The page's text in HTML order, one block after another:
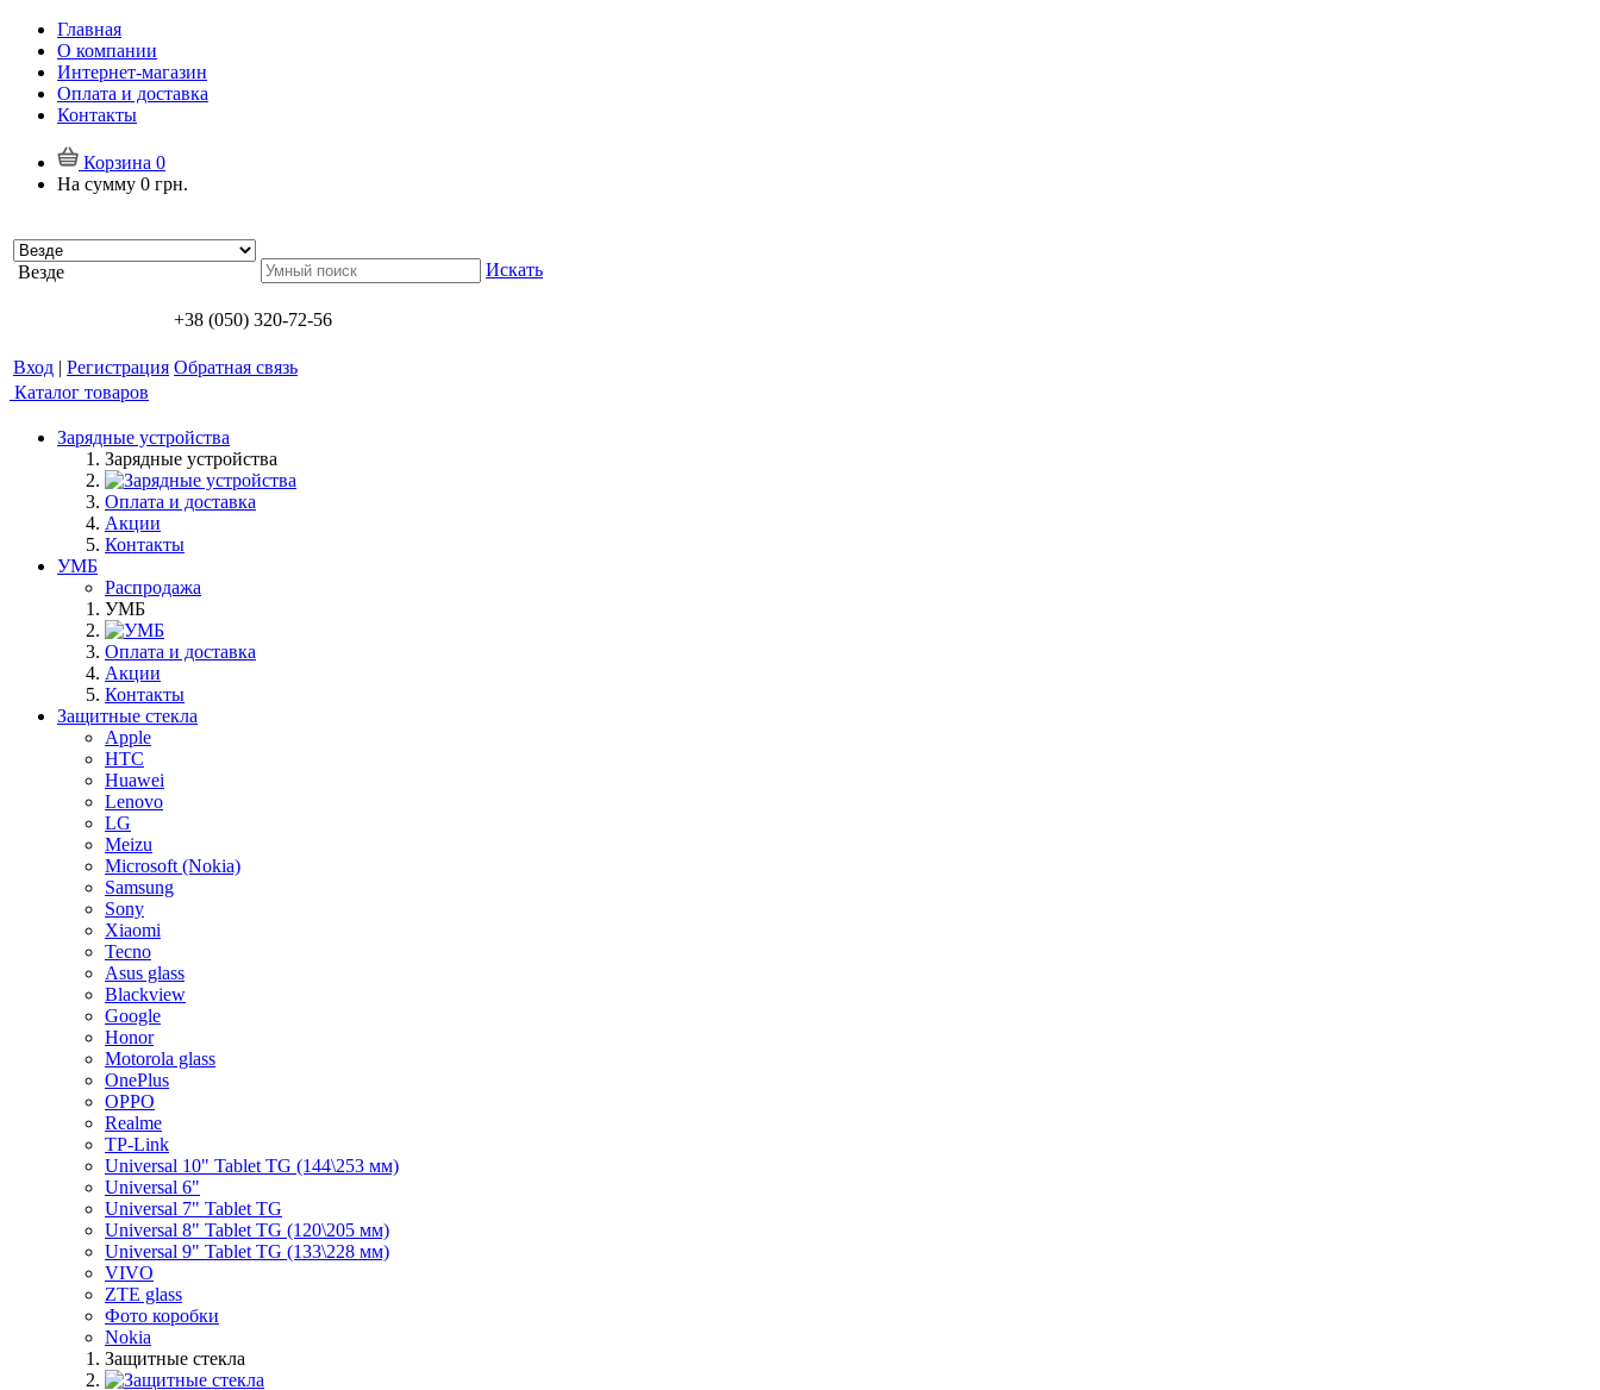
Главная
О компании
Интернет-магазин
Оплата и доставка
Контакты
Корзина 0
На сумму 0 грн.
Везде Искать
+38 (050) 320-72-56
Вход | Регистрация Обратная связь
Каталог товаров
Зарядные устройства
Зарядные устройства
Оплата и доставка
Акции
Контакты
УМБ
Распродажа
УМБ
Оплата и доставка
Акции
Контакты
Защитные стекла
Apple
HTC
Huawei
Lenovo
LG
Meizu
Microsoft (Nokia)
Samsung
Sony
Xiaomi
Tecno
Asus glass
Blackview
Google
Honor
Motorola glass
OnePlus
OPPO
Realme
TP-Link
Universal 10" Tablet TG (144\253 мм)
Universal 6"
Universal 7" Tablet TG
Universal 8" Tablet TG (120\205 мм)
Universal 9" Tablet TG (133\228 мм)
VIVO
ZTE glass
Фото коробки
Nokia
Защитные стекла